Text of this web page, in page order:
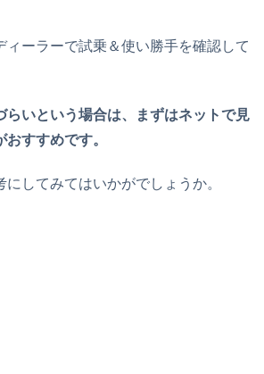
ィーラーで試乗＆使い勝手を確認して
らいという場合は、まずはネットで見
すすめです。
してみてはいかがでしょうか。